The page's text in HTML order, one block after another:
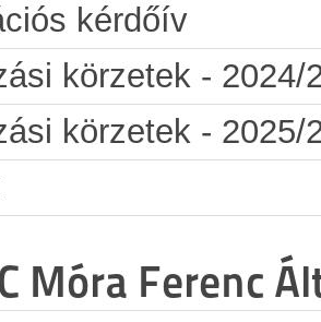
kérdőív
körzetek - 2024/
körzetek - 2025/
Móra Ferenc